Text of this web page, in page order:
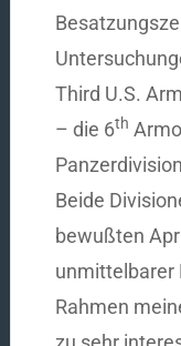
Third U.S.
– die 6th
Beide
bewußten
unmittelbarer
Rahmen